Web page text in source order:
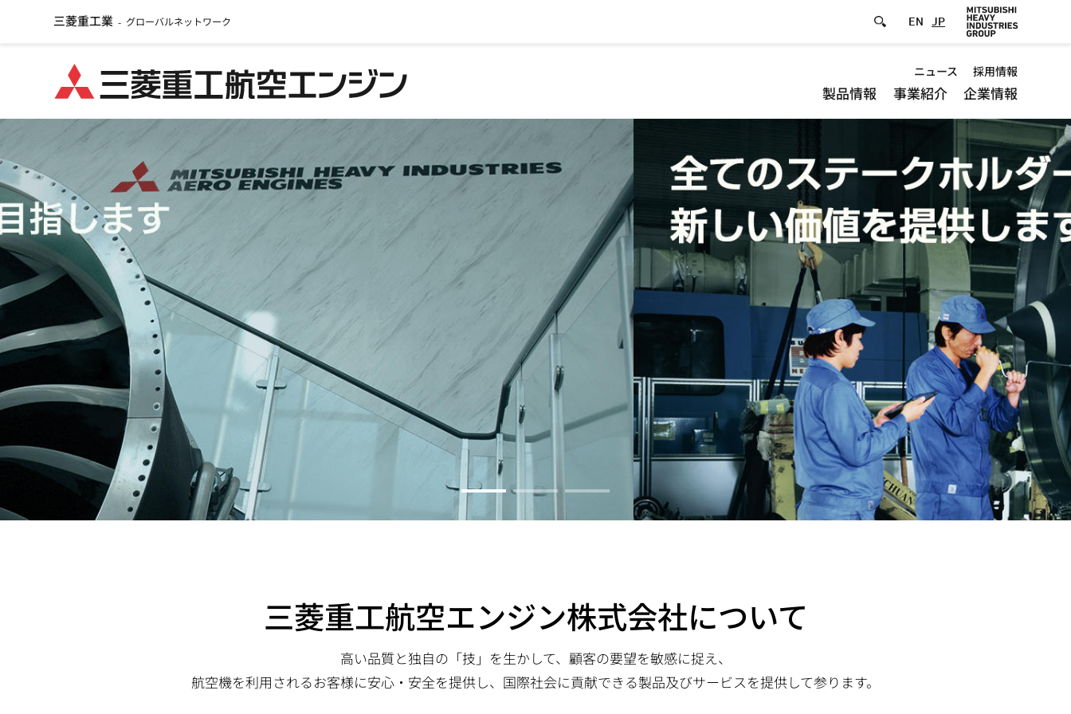
イ
ン
コ
ン
テ
ツ
移
動
三菱重工業 - グローバルネットワーク EN JP
Default
-
Header
menu
ニュース 採用情報
製品情報 事業紹介 企業情報
三菱重工航空エンジン株式会社について
高い品質と独自の「技」を生かして、顧客の要望を敏感に捉え、
航空機を利用されるお客様に安心・安全を提供し、国際社会に貢献できる製品及びサービスを提供して参ります。